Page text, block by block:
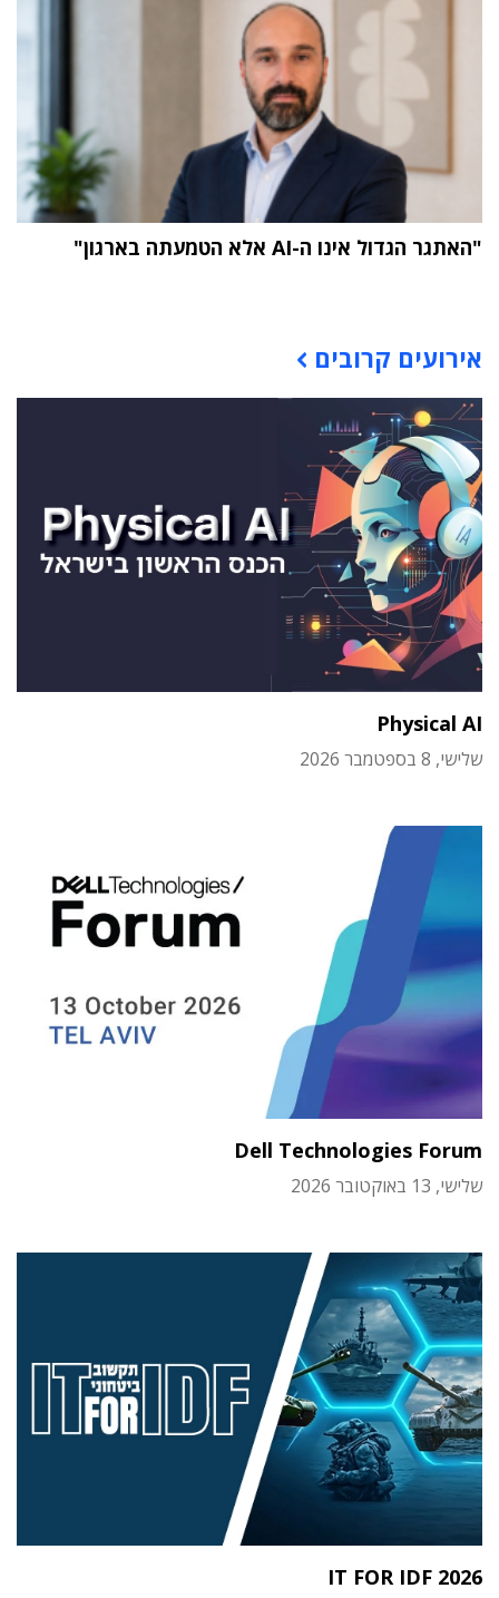
"האתגר הגדול אינו ה-AI אלא הטמעתה בארגון"
אירועים קרובים
Physical AI
שלישי, 8 בספטמבר 2026
Dell Technologies Forum
שלישי, 13 באוקטובר 2026
IT FOR IDF 2026